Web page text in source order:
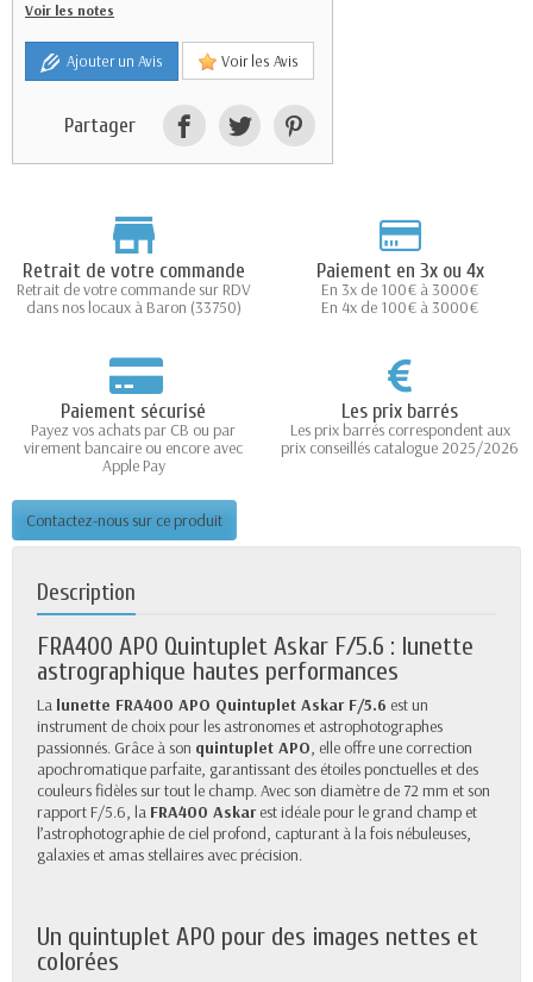
Voir les notes
Ajouter un Avis Voir les Avis
Partager
Retrait de votre commande
Retrait de votre commande sur RDV
dans nos locaux à Baron (33750)
Paiement en 3x ou 4x
En 3x de 100€ à 3000€
En 4x de 100€ à 3000€
Paiement sécurisé
Payez vos achats par CB ou par
virement bancaire ou encore avec
Apple Pay
Les prix barrés
Les prix barrés correspondent aux
prix conseillés catalogue 2025/2026
Contactez-nous sur ce produit
Description
FRA400 APO Quintuplet Askar F/5.6 : lunette
astrographique hautes performances
La lunette FRA400 APO Quintuplet Askar F/5.6 est un
instrument de choix pour les astronomes et astrophotographes
passionnés. Grâce à son quintuplet APO, elle offre une correction
apochromatique parfaite, garantissant des étoiles ponctuelles et des
couleurs fidèles sur tout le champ. Avec son diamètre de 72 mm et son
rapport F/5.6, la FRA400 Askarest idéale pour le grand champ et
l’astrophotographie de ciel profond, capturant à la fois nébuleuses,
galaxies et amas stellaires avec précision.
Un quintuplet APO pour des images nettes et
colorées